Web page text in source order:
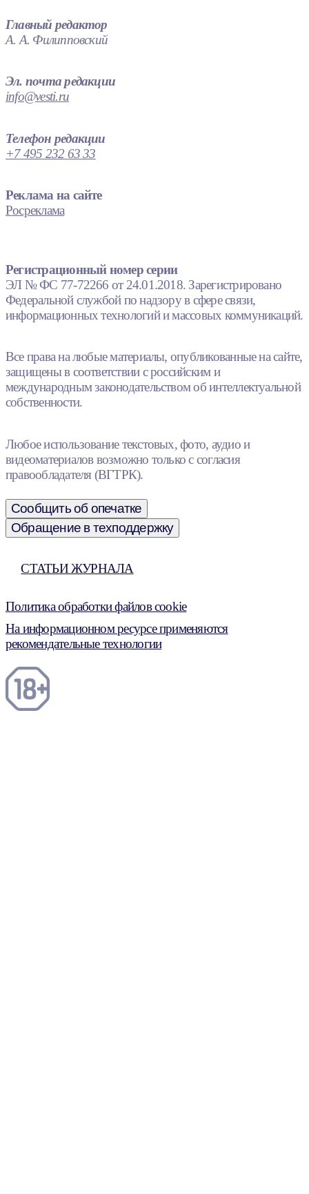
Главный редактор
А. А. Филипповский
Эл. почта редакции
info@vesti.ru
Телефон редакции
+7 495 232 63 33
Реклама на сайте
Росреклама
Регистрационный номер серии
ЭЛ № ФС 77-72266 от 24.01.2018. Зарегистрировано
Федеральной службой по надзору в сфере связи,
информационных технологий и массовых коммуникаций.
Все права на любые материалы, опубликованные на сайте,
защищены в соответствии с российским и
международным законодательством об интеллектуальной
собственности.
Любое использование текстовых, фото, аудио и
видеоматериалов возможно только с согласия
правообладателя (ВГТРК).
Сообщить об опечатке
Обращение в техподдержку
СТАТЬИ ЖУРНАЛА
Политика обработки файлов cookie
На информационном ресурсе применяются
рекомендательные технологии